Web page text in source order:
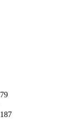
79
187